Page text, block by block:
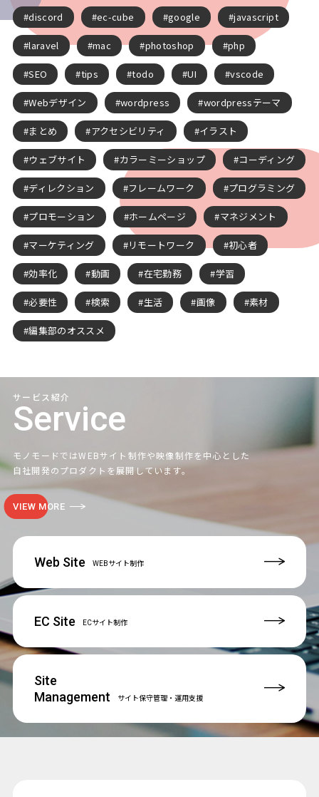
discord ec-cube google javascript
laravel mac photoshop php
SEO tips todo UI vscode
Webデザイン wordpress wordpressテーマ
まとめ アクセシビリティ イラスト
ウェブサイト カラーミーショップ コーディング
ディレクション フレームワーク プログラミング
プロモーション ホームページ マネジメント
マーケティング リモートワーク 初心者
効率化 動画 在宅勤務 学習
必要性 検索 生活 画像 素材
編集部のオススメ
サービス紹介
Service
モノモードではWEBサイト制作や映像制作を中心とした
自社開発のプロダクトを展開しています。
VIEW MORE
Web Site WEBサイト制作
EC Site ECサイト制作
Site
Management
サイト保守管理・運用支援